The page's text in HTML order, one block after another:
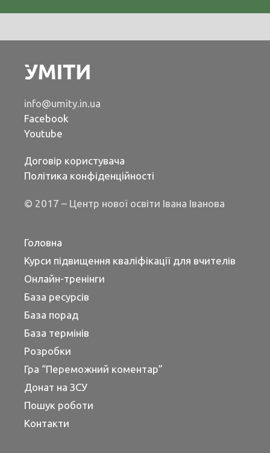
info@umity.in.ua
Facebook
Youtube
Договір користувача
Політика конфіденційності
© 2017 – Центр нової освіти Івана Іванова
Головна
Курси підвищення кваліфікації для вчителів
Онлайн-тренінги
База ресурсів
База порад
База термінів
Розробки
Гра “Переможний коментар”
Донат на ЗСУ
Пошук роботи
Контакти